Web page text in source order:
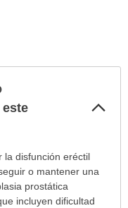
la disfunción eréctil
o mantener una
prostática
incluyen dificultad